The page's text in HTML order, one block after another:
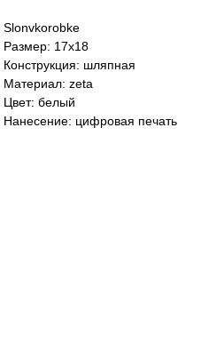
Slonvkorobke
Размер: 17х18
Конструкция: шляпная
Материал: zeta
Цвет: белый
Нанесение: цифровая печать